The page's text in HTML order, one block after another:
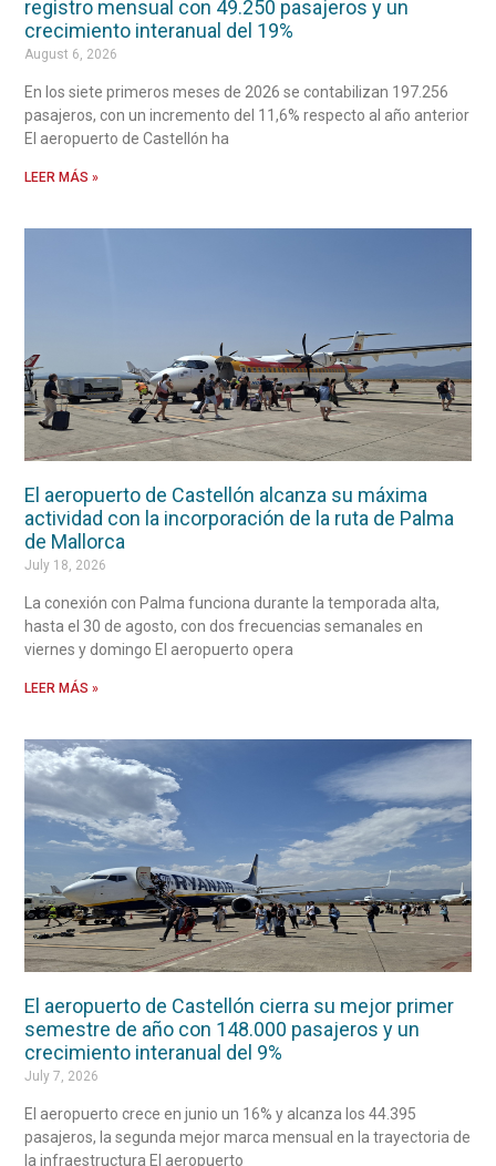
registro mensual con 49.250 pasajeros y un
crecimiento interanual del 19%
August 6, 2026
En los siete primeros meses de 2026 se contabilizan 197.256
pasajeros, con un incremento del 11,6% respecto al año anterior
El aeropuerto de Castellón ha
LEER MÁS »
El aeropuerto de Castellón alcanza su máxima
actividad con la incorporación de la ruta de Palma
de Mallorca
July 18, 2026
La conexión con Palma funciona durante la temporada alta,
hasta el 30 de agosto, con dos frecuencias semanales en
viernes y domingo El aeropuerto opera
LEER MÁS »
El aeropuerto de Castellón cierra su mejor primer
semestre de año con 148.000 pasajeros y un
crecimiento interanual del 9%
July 7, 2026
El aeropuerto crece en junio un 16% y alcanza los 44.395
pasajeros, la segunda mejor marca mensual en la trayectoria de
la infraestructura El aeropuerto